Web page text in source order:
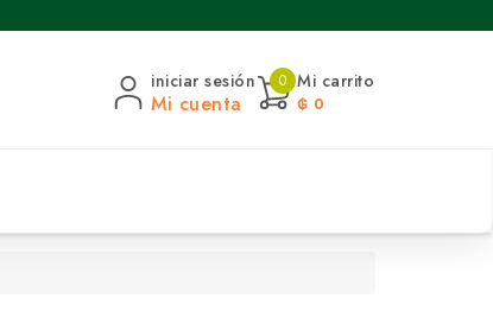
iniciar sesión
Mi cuenta
0 Mi carrito
₲ 0